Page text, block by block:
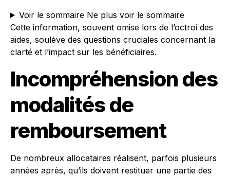
Voir le sommaire Ne plus voir le sommaire
Cette information, souvent omise lors de l’octroi des
aides, soulève des questions cruciales concernant la
clarté et l’impact sur les bénéficiaires.
Incompréhension des
modalités de
remboursement
De nombreux allocataires réalisent, parfois plusieurs
années après, qu’ils doivent restituer une partie des